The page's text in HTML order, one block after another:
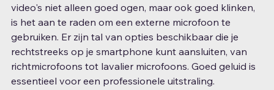
video's niet alleen goed ogen, maar ook goed klinken,
is het aan te raden om een externe microfoon te
gebruiken. Er zijn tal van opties beschikbaar die je
rechtstreeks op je smartphone kunt aansluiten, van
richtmicrofoons tot lavalier microfoons. Goed geluid is
essentieel voor een professionele uitstraling.